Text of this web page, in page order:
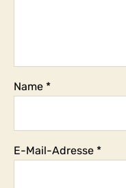
Name *
E-Mail-Adresse *